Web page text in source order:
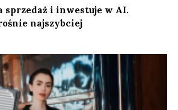
sprzedaż i inwestuje w AI.
najszybciej